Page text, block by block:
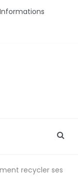
Informations
recycler ses